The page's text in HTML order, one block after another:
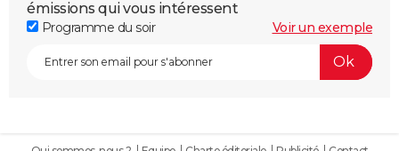
émissions qui vous intéressent
Programme du soir Voir un exemple